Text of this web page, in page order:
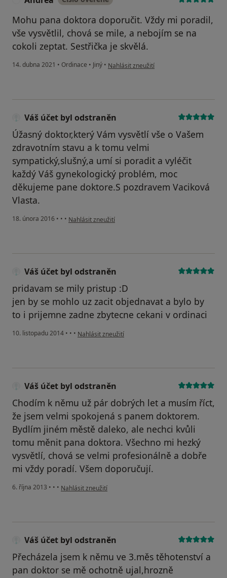
Mohu pana doktora doporučit. Vždy mi poradil,
vše vysvětlil, chová se mile, a nebojím se na
cokoli zeptat. Sestřička je skvělá.
14. dubna 2021 • Ordinace • Jiný • podle názoru uživatele Andrea
Nahlásit zneužití
Váš účet byl odstraněn
Úžasný doktor,který Vám vysvětlí vše o Vašem
zdravotním stavu a k tomu velmi
sympatický,slušný,a umí si poradit a vyléčit
každý Váš gynekologický problém, moc
děkujeme pane doktore.S pozdravem Vaciková
Vlasta.
18. února 2016 • • • podle názoru uživatele Váš účet byl odstraněn
Nahlásit zneužití
Váš účet byl odstraněn
pridavam se mily pristup :D
jen by se mohlo uz zacit objednavat a bylo by
to i prijemne zadne zbytecne cekani v ordinaci
10. listopadu 2014 • • • podle názoru uživatele Váš účet byl odstraněn
Nahlásit zneužití
Váš účet byl odstraněn
Chodím k němu už pár dobrých let a musím říct,
že jsem velmi spokojená s panem doktorem.
Bydlím jiném městě daleko, ale nechci kvůli
tomu měnit pana doktora. Všechno mi hezký
vysvětlí, chová se velmi profesionálně a dobře
mi vždy poradí. Všem doporučují.
6. října 2013 • • • podle názoru uživatele Váš účet byl odstraněn
Nahlásit zneužití
Váš účet byl odstraněn
Přecházela jsem k němu ve 3.měs těhotenství a
pan doktor se mě ochotně ujal,hrozně